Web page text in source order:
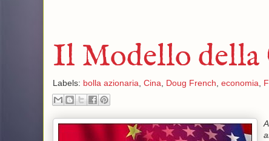
Il Modello della
Labels: bolla azionaria Cina Doug French economia